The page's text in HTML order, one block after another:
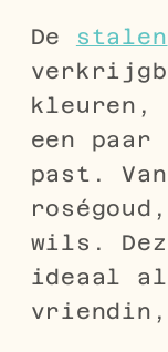
De stalen
kleuren,
een
past.
wils.
ideaal